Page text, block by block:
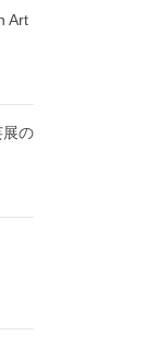
Art
の